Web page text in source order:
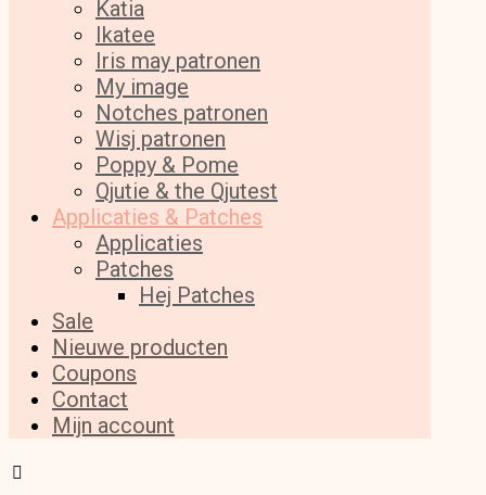
Katia
Ikatee
Iris may patronen
My image
Notches patronen
Wisj patronen
Poppy & Pome
Qjutie & the Qjutest
Applicaties & Patches
Applicaties
Patches
Hej Patches
Sale
Nieuwe producten
Coupons
Contact
Mijn account